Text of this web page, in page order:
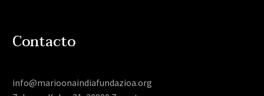
Contacto
info@marioonaindiafundazioa.org